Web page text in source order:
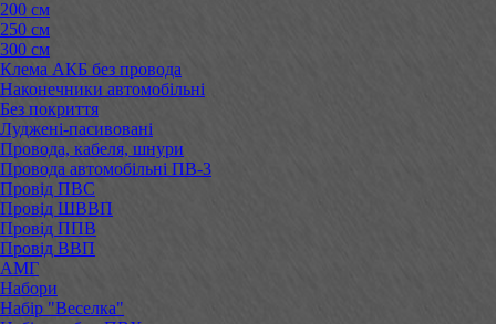
200 см
250 см
300 см
Клема АКБ без провода
Наконечники автомобільні
Без покриття
Луджені-пасивовані
Провода, кабеля, шнури
Провода автомобільні ПВ-3
Провід ПВС
Провід ШВВП
Провід ППВ
Провід ВВП
АМГ
Набори
Набір "Веселка"